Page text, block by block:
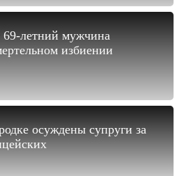
летний мужчина
избиении
осуждены супруги за